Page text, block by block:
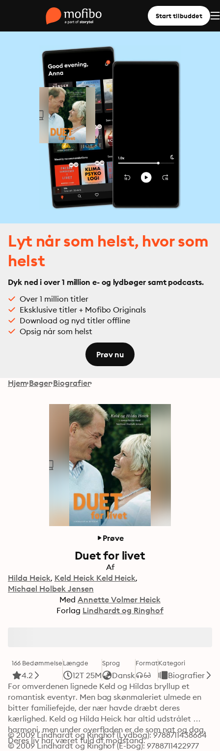
Start tilbuddet
Lyt når som helst, hvor som
helst
Dyk ned i over 1 million e- og lydbøger samt podcasts.
Over 1 million titler
Eksklusive titler + Mofibo Originals
Download og nyd titler offline
Opsig når som helst
Prøv nu
Hjem Bøger Biografier
Prøve
Duet for livet
Af
Hilda Heick Keld Heick Keld Heick
Michael Holbek Jensen
Med Annette Volmer Heick
Forlag Lindhardt og Ringhof
166 Bedømmelse
4.2
Længde
12T 25M
Sprog
Dansk
FormatKategori
Biografier
For omverdenen lignede Keld og Hildas bryllup et
romantisk eventyr. Men bag skønmaleriet ulmede en
bitter familiefejde, der nær havde dræbt deres
kærlighed. Keld og Hilda Heick har altid udstrålet
harmoni, men under overfladen er de som nat og dag.
Deres liv har været fuld af modstand.
© 2009 Lindhardt og Ringhof (Lydbog): 9788711438664
© 2009 Lindhardt og Ringhof (E-bog): 9788711422977